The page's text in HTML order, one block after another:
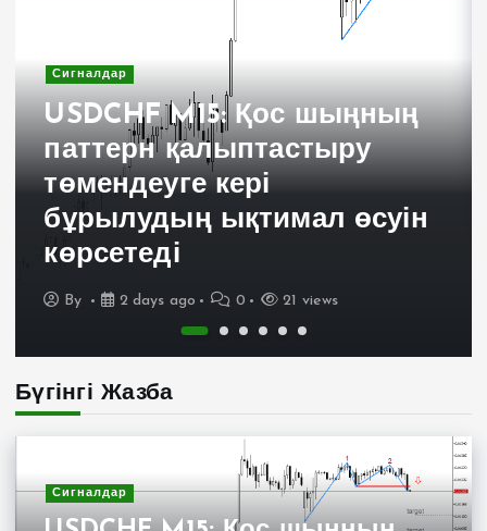
Сигналдар
USDCHF M15: Қос шыңның
паттерн қалыптастыру
төмендеуге кері
бұрылудың ықтимал өсуін
көрсетеді
By 2 days ago 0 21 views
Бүгінгі Жазба
Сигналдар